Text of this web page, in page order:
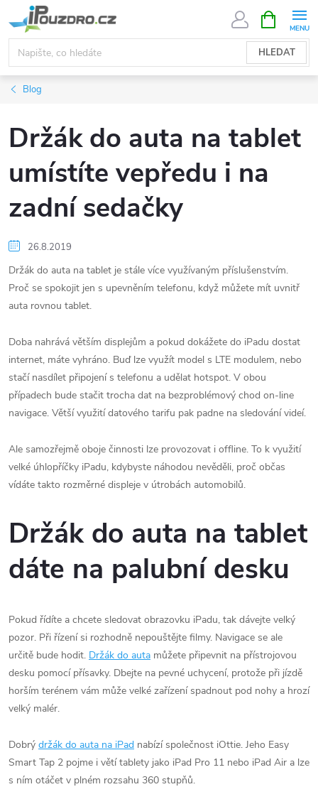
na
obsah
HLEDAT
NÁKUPNÍ
KOŠÍK
Blog
Držák do auta na tablet
umístíte vepředu i na
zadní sedačky
26.8.2019
Držák do auta na tablet je stále více využívaným příslušenstvím.
Proč se spokojit jen s upevněním telefonu, když můžete mít uvnitř
auta rovnou tablet.
Doba nahrává větším displejům a pokud dokážete do iPadu dostat
internet, máte vyhráno. Buď lze využít model s LTE modulem, nebo
stačí nasdílet připojení s telefonu a udělat hotspot. V obou
případech bude stačit trocha dat na bezproblémový chod on-line
navigace. Větší využití datového tarifu pak padne na sledování videí.
Ale samozřejmě oboje činnosti lze provozovat i offline. To k využití
velké úhlopříčky iPadu, kdybyste náhodou nevěděli, proč občas
vídáte takto rozměrné displeje v útrobách automobilů.
Držák do auta na tablet
dáte na palubní desku
Pokud řídíte a chcete sledovat obrazovku iPadu, tak dávejte velký
pozor. Při řízení si rozhodně nepouštějte filmy. Navigace se ale
určitě bude hodit. Držák do auta můžete připevnit na přístrojovou
desku pomocí přísavky. Dbejte na pevné uchycení, protože při jízdě
horším terénem vám může velké zařízení spadnout pod nohy a hrozí
velký malér.
Dobrý držák do auta na iPad nabízí společnost iOttie. Jeho Easy
Smart Tap 2 pojme i větí tablety jako iPad Pro 11 nebo iPad Air a lze
s ním otáčet v plném rozsahu 360 stupňů.